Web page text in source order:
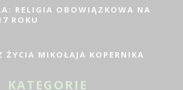
RELIGIA OBOWIĄZKOWA NA
ROKU
ŻYCIA MIKOŁAJA KOPERNIKA
KATEGORIE